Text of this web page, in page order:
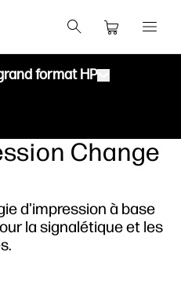
format HP
DesignJet
XL
Change
d'impression à base
la signalétique et les